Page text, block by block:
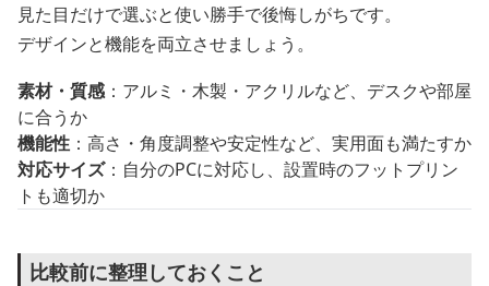
見た目だけで選ぶと使い勝手で後悔しがちです。
デザインと機能を両立させましょう。
素材・質感：アルミ・木製・アクリルなど、デスクや部屋
に合うか
機能性 ：高さ・角度調整や安定性など、実用面も満たすか
対応サイズ：自分のPCに対応し、設置時のフットプリン
トも適切か
比較前に整理しておくこと